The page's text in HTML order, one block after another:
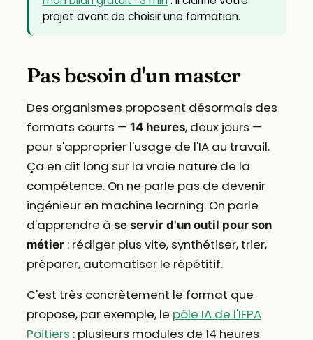
projet avant de choisir une formation.
Pas besoin d'un master
Des organismes proposent désormais des
formats courts — 14 heures, deux jours —
pour s'approprier l'usage de l'IA au travail.
Ça en dit long sur la vraie nature de la
compétence. On ne parle pas de devenir
ingénieur en machine learning. On parle
d'apprendre à se servir d'un outil pour son
métier: rédiger plus vite, synthétiser, trier,
préparer, automatiser le répétitif.
C'est très concrètement le format que
propose, par exemple, le pôle IA de l'IFPA
Poitiers : plusieurs modules de 14 heures